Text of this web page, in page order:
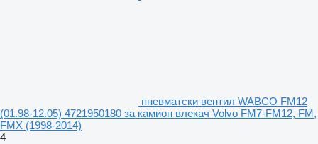
пневматски вентил WABCO FM12
(01.98-12.05) 4721950180 за камион влекач Volvo FM7-FM12, FM,
FMX (1998-2014)
4